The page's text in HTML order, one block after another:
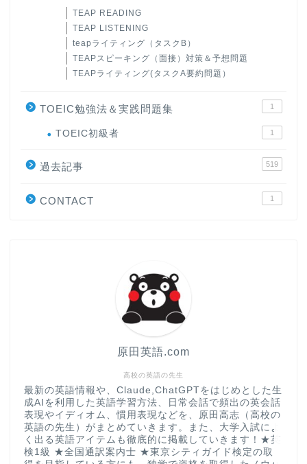
TEAP READING
TEAP LISTENING
teapライティング（タスクB）
TEAPスピーキング（面接）対策＆予想問題
TEAPライティング(タスクA要約問題）
TOEIC勉強法＆実践問題集 1
TOEIC初級者 1
過去記事 519
CONTACT 1
高校の英語の先生
原田英語.com
最新の英語情報や、Claude,ChatGPTをはじめとした生
成AIを利用した英語学習方法、日常会話で頻出の英会話
表現やイディオム、慣用表現などを、原田高志（高校の
英語の先生）がまとめていきます。また、大学入試によ
く出る英語アイテムも徹底的に掲載していきます！★英
検1級 ★全国通訳案内士 ★東京シティガイド検定の取
大学入試英語対策講座
英語名言・格言・カッコい
い英語＆素敵な英文フレー
CONTACT